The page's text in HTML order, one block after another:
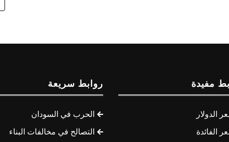
مفيدة
الدولار
الفائدة
روابط سريعة
الحرب في السودان
التصالح في مخالفات البناء